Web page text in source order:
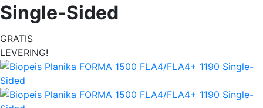
Single-Sided
GRATIS
LEVERING!